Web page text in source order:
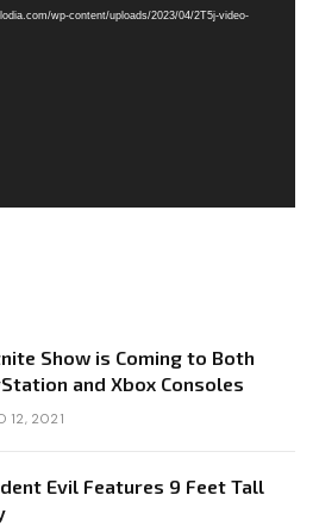
wp-content/uploads/2023/04/2T5j-video-
Show is Coming to Both
and Xbox Consoles
12, 2021
Evil Features 9 Feet Tall